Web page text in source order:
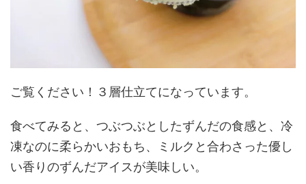
ご覧ください！３層仕立てになっています。
食べてみると、つぶつぶとしたずんだの食感と、冷
凍なのに柔らかいおもち、ミルクと合わさった優し
い香りのずんだアイスが美味しい。